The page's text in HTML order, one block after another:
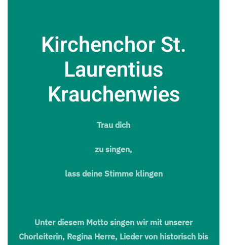
Kirchenchor St.
Laurentius
Krauchenwies
Trau dich
zu singen,
lass deine Stimme klingen
Unter diesem Motto singen wir mit unserer
Chorleiterin, Regina Herre, Lieder von historisch bis